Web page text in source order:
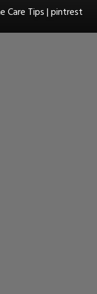
Care Tips | pintrest